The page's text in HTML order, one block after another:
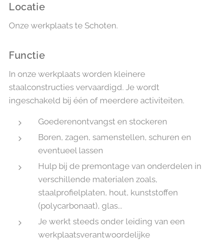
Locatie
Onze werkplaats te Schoten.
Functie
In onze werkplaats worden kleinere
staalconstructies vervaardigd. Je wordt
ingeschakeld bij één of meerdere activiteiten.
Goederenontvangst en stockeren
Boren, zagen, samenstellen, schuren en
eventueel lassen
Hulp bij de premontage van onderdelen in
verschillende materialen zoals,
staalprofielplaten, hout, kunststoffen
(polycarbonaat), glas...
Je werkt steeds onder leiding van een
werkplaatsverantwoordelijke